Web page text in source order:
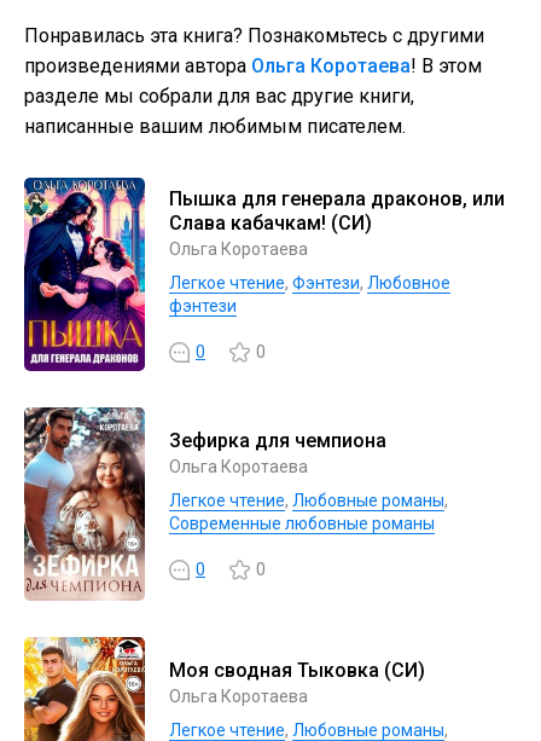
Понравилась эта книга? Познакомьтесь с другими
произведениями автора Ольга Коротаева! В этом
разделе мы собрали для вас другие книги,
написанные вашим любимым писателем.
Пышка для генерала драконов, или
Слава кабачкам! (СИ)
Ольга Коротаева
Легкое чтение, Фэнтези, Любовное
фэнтези
0 0
Зефирка для чемпиона
Ольга Коротаева
Легкое чтение, Любовные романы,
Современные любовные романы
0 0
Моя сводная Тыковка (СИ)
Ольга Коротаева
Легкое чтение, Любовные романы,